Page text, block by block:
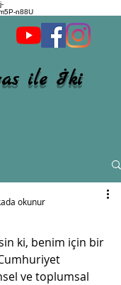
n88U
ile İki
okunur
ki, benim için bir
ve toplumsal